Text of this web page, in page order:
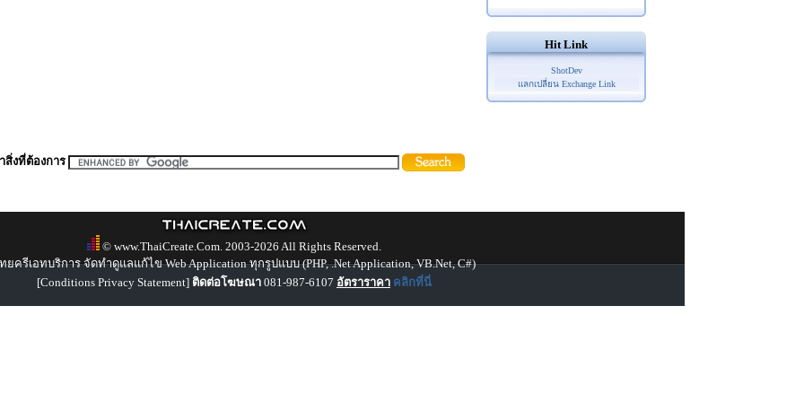
Hit Link
ShotDev
แลกเปลี่ยน Exchange Link
สิ่งที่ต้องการ
© www.ThaiCreate.Com. 2003-2026 All Rights Reserved.
ยครีเอทบริการ จัดทำดูแลแก้ไข Web Application ทุกรูปแบบ (PHP, .Net Application, VB.Net, C#)
[Conditions Privacy Statement] ติดต่อโฆษณา 081-987-6107 อัตราราคา คลิกที่นี่